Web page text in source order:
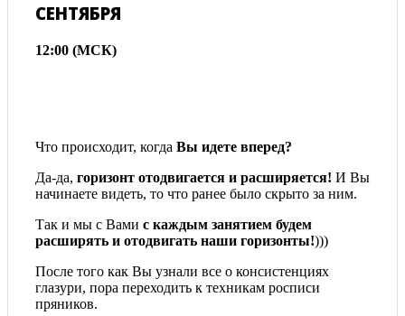
СЕНТЯБРЯ
12:00 (МСК)
Что происходит, когда Вы идете вперед?
Да-да, горизонт отодвигается и расширяется! И Вы
начинаете видеть, то что ранее было скрыто за ним.
Так и мы с Вами с каждым занятием будем
расширять и отодвигать наши горизонты!)))
После того как Вы узнали все о консистенциях
глазури, пора переходить к техникам росписи
пряников.